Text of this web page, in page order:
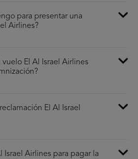
para presentar una
Airlines?
vuelo El Al Israel Airlines
El Al Israel
Israel Airlines para pagar la